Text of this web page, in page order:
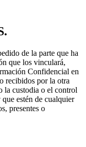
de la parte que ha
que los vinculará,
Confidencial en
recibidos por la otra
la custodia o el control
estén de cualquier
presentes o